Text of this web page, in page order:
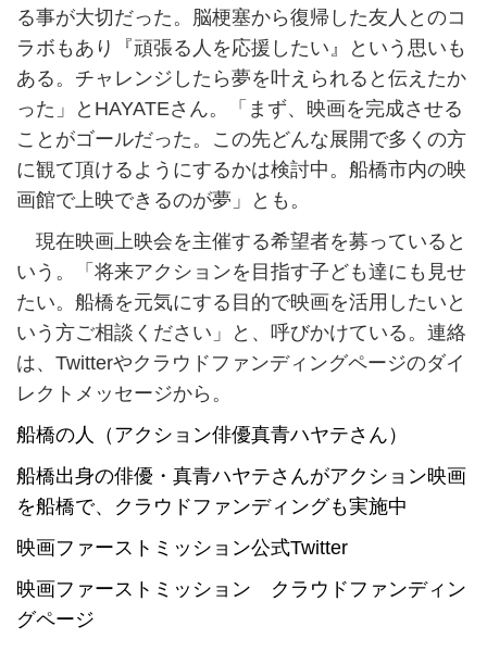
る事が大切だった。脳梗塞から復帰した友人とのコ
ラボもあり『頑張る人を応援したい』という思いも
ある。チャレンジしたら夢を叶えられると伝えたか
った」とHAYATEさん。「まず、映画を完成させる
ことがゴールだった。この先どんな展開で多くの方
に観て頂けるようにするかは検討中。船橋市内の映
画館で上映できるのが夢」とも。
現在映画上映会を主催する希望者を募っていると
いう。「将来アクションを目指す子ども達にも見せ
たい。船橋を元気にする目的で映画を活用したいと
いう方ご相談ください」と、呼びかけている。連絡
は、Twitterやクラウドファンディングページのダイ
レクトメッセージから。
船橋の人（アクション俳優真青ハヤテさん）
船橋出身の俳優・真青ハヤテさんがアクション映画
を船橋で、クラウドファンディングも実施中
映画ファーストミッション公式Twitter
映画ファーストミッション クラウドファンディン
グページ